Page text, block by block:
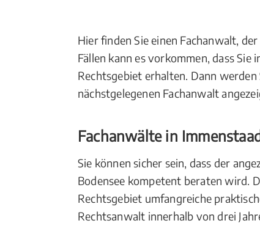
Hier finden Sie einen Fachanwalt,
Fällen kann es vorkommen, dass
Rechtsgebiet erhalten. Dann
nächstgelegenen Fachanwalt
Fachanwälte in
Sie können sicher sein, dass der
Bodensee kompetent beraten wird.
Rechtsgebiet umfangreiche
Rechtsanwalt innerhalb von drei